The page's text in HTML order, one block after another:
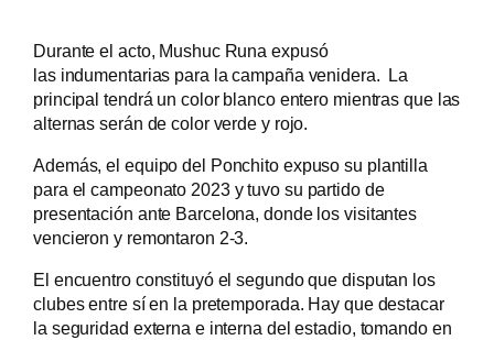
Durante el acto, Mushuc Runa expusó
las indumentarias para la campaña venidera. La
principal tendrá un color blanco entero mientras que las
alternas serán de color verde y rojo.
Además, el equipo del Ponchito expuso su plantilla
para el campeonato 2023 y tuvo su partido de
presentación ante Barcelona, donde los visitantes
vencieron y remontaron 2-3.
El encuentro constituyó el segundo que disputan los
clubes entre sí en la pretemporada. Hay que destacar
la seguridad externa e interna del estadio, tomando en